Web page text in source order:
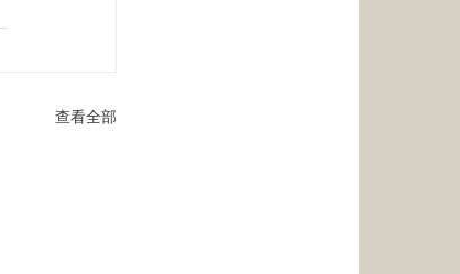
查看全部